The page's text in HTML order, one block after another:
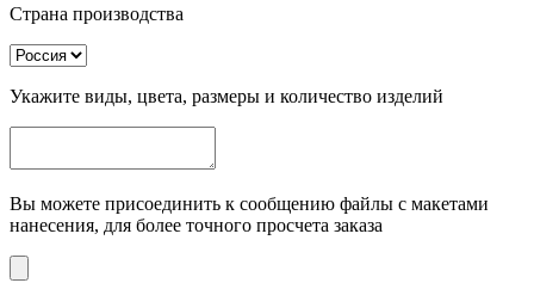
Страна производства
Укажите виды, цвета, размеры и количество изделий
Вы можете присоединить к сообщению файлы с макетами
нанесения, для более точного просчета заказа